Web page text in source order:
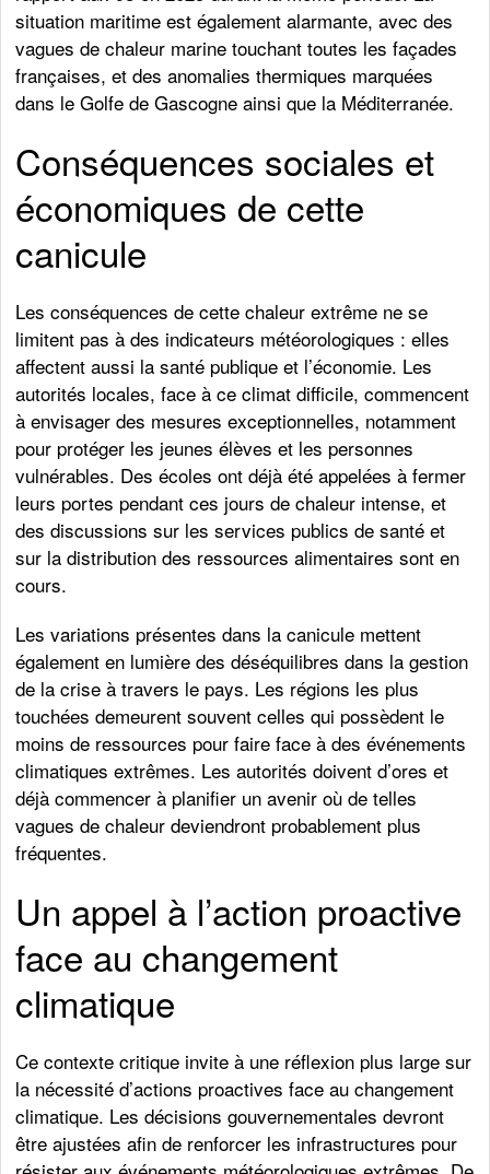
situation maritime est également alarmante, avec des
vagues de chaleur marine touchant toutes les façades
françaises, et des anomalies thermiques marquées
dans le Golfe de Gascogne ainsi que la Méditerranée.
Conséquences sociales et
économiques de cette
canicule
Les conséquences de cette chaleur extrême ne se
limitent pas à des indicateurs météorologiques : elles
affectent aussi la santé publique et l’économie. Les
autorités locales, face à ce climat difficile, commencent
à envisager des mesures exceptionnelles, notamment
pour protéger les jeunes élèves et les personnes
vulnérables. Des écoles ont déjà été appelées à fermer
leurs portes pendant ces jours de chaleur intense, et
des discussions sur les services publics de santé et
sur la distribution des ressources alimentaires sont en
cours.
Les variations présentes dans la canicule mettent
également en lumière des déséquilibres dans la gestion
de la crise à travers le pays. Les régions les plus
touchées demeurent souvent celles qui possèdent le
moins de ressources pour faire face à des événements
climatiques extrêmes. Les autorités doivent d’ores et
déjà commencer à planifier un avenir où de telles
vagues de chaleur deviendront probablement plus
fréquentes.
Un appel à l’action proactive
face au changement
climatique
Ce contexte critique invite à une réflexion plus large sur
la nécessité d’actions proactives face au changement
climatique. Les décisions gouvernementales devront
être ajustées afin de renforcer les infrastructures pour